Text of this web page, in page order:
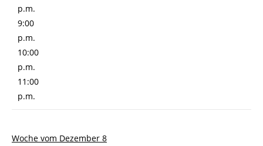
p.m.
9:00
p.m.
10:00
p.m.
11:00
p.m.
Woche vom Dezember 8